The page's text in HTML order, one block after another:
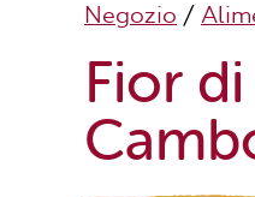
Negozio /
Fior